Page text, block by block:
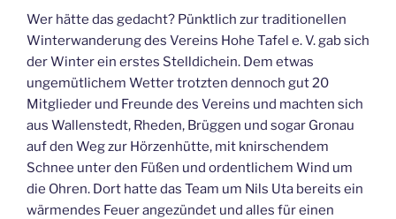
Wer hätte das gedacht? Pünktlich zur traditionellen
Winterwanderung des Vereins Hohe Tafel e. V. gab sich
der Winter ein erstes Stelldichein. Dem etwas
ungemütlichem Wetter trotzten dennoch gut 20
Mitglieder und Freunde des Vereins und machten sich
aus Wallenstedt, Rheden, Brüggen und sogar Gronau
auf den Weg zur Hörzenhütte, mit knirschendem
Schnee unter den Füßen und ordentlichem Wind um
die Ohren. Dort hatte das Team um Nils Uta bereits ein
wärmendes Feuer angezündet und alles für einen